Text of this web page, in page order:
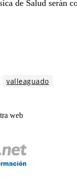
de Salud serán
valleaguado
web